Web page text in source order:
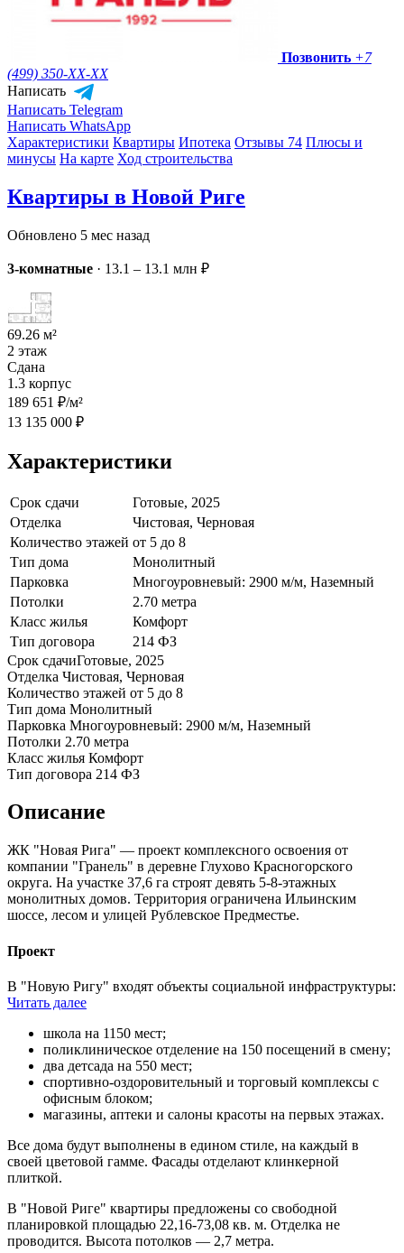
Позвонить +7
(499) 350-XX-XX
Написать
Написать Telegram
Написать WhatsApp
Характеристики Квартиры Ипотека Отзывы 74 Плюсы и
минусы На карте Ход строительства
Квартиры в Новой Риге
Обновлено 5 мес назад
3-комнатные · 13.1 – 13.1 млн ₽
69.26 м²
2 этаж
Сдана
1.3 корпус
189 651 ₽/м²
13 135 000 ₽
Характеристики
Срок сдачи
Готовые, 2025
Отделка
Чистовая, Черновая
Количество этажей от 5 до 8
Тип дома
Монолитный
Парковка
Многоуровневый: 2900 м/м, Наземный
Потолки
2.70 метра
Класс жилья
Комфорт
Тип договора
214 ФЗ
Срок сдачиГотовые, 2025
Отделка Чистовая, Черновая
Количество этажей от 5 до 8
Тип дома Монолитный
Парковка Многоуровневый: 2900 м/м, Наземный
Потолки 2.70 метра
Класс жилья Комфорт
Тип договора 214 ФЗ
Описание
ЖК "Новая Рига" — проект комплексного освоения от
компании "Гранель" в деревне Глухово Красногорского
округа. На участке 37,6 га строят девять 5-8-этажных
монолитных домов. Территория ограничена Ильинским
шоссе, лесом и улицей Рублевское Предместье.
Проект
В "Новую Ригу" входят объекты социальной инфраструктуры:
Читать далее
школа на 1150 мест;
поликлиническое отделение на 150 посещений в смену;
два детсада на 550 мест;
спортивно-оздоровительный и торговый комплексы с
офисным блоком;
магазины, аптеки и салоны красоты на первых этажах.
Все дома будут выполнены в едином стиле, на каждый в
своей цветовой гамме. Фасады отделают клинкерной
плиткой.
В "Новой Риге" квартиры предложены со свободной
планировкой площадью 22,16-73,08 кв. м. Отделка не
проводится. Высота потолков — 2,7 метра.